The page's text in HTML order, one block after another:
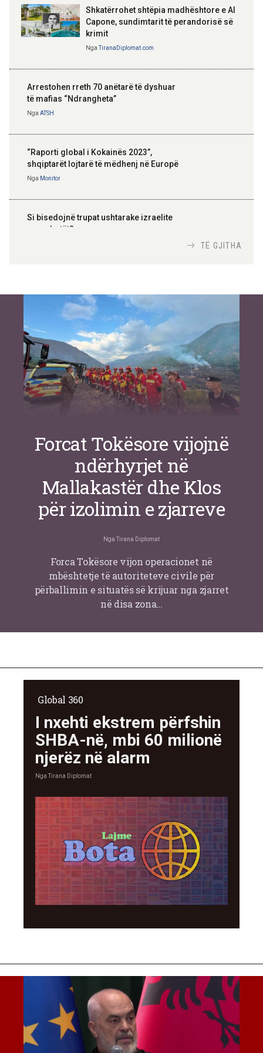
Shkatërrohet shtëpia madhështore e Al
Capone, sundimtarit të perandorisë së
krimit
NgaTiranaDiplomat.com
Arrestohen rreth 70 anëtarë të dyshuar
të mafias “Ndrangheta”
Nga ATSH
“Raporti global i Kokainës 2023”,
shqiptarët lojtarë të mëdhenj në Europë
Nga Monitor
Si bisedojnë trupat ushtarake izraelite
me robotët?
inteligjente izraelite
Or Shalom
TË GJITHA
Forcat Tokësore vijojnë
ndërhyrjet në
Mallakastër dhe Klos
për izolimin e zjarreve
Nga Tirana Diplomat
Forca Tokësore vijon operacionet në
mbështetje të autoriteteve civile për
përballimin e situatës së krijuar nga zjarret
në disa zona…
Global 360
I nxehti ekstrem përfshin
SHBA-në, mbi 60 milionë
njerëz në alarm
NgaTirana Diplomat